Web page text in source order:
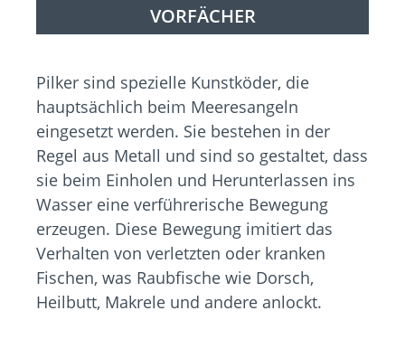
VORFÄCHER
Pilker sind spezielle Kunstköder, die
hauptsächlich beim Meeresangeln
eingesetzt werden. Sie bestehen in der
Regel aus Metall und sind so gestaltet, dass
sie beim Einholen und Herunterlassen ins
Wasser eine verführerische Bewegung
erzeugen. Diese Bewegung imitiert das
Verhalten von verletzten oder kranken
Fischen, was Raubfische wie Dorsch,
Heilbutt, Makrele und andere anlockt.